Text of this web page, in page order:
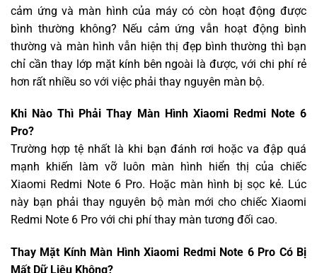
cảm ứng và màn hình của máy có còn hoạt động được
bình thường không? Nếu cảm ứng vẫn hoạt động bình
thường và màn hình vẫn hiện thị đẹp bình thường thì bạn
chỉ cần thay lớp mặt kính bên ngoài là được, với chi phí rẻ
hơn rất nhiều so với việc phải thay nguyên màn bộ.
Khi Nào Thì Phải Thay Màn Hình Xiaomi Redmi Note 6
Pro?
Trường hợp tệ nhất là khi bạn đánh rơi hoặc va đập quá
mạnh khiến làm vỡ luôn màn hình hiển thị của chiếc
Xiaomi Redmi Note 6 Pro. Hoặc màn hình bị sọc kẻ. Lúc
này bạn phải thay nguyên bộ màn mới cho chiếc Xiaomi
Redmi Note 6 Pro với chi phí thay màn tương đối cao.
Thay Mặt Kính Màn Hình Xiaomi Redmi Note 6 Pro Có Bị
Mất Dữ Liệu Không?